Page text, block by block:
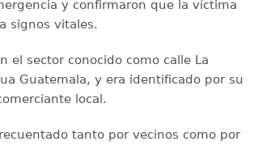
y confirmaron que la víctima
signos vitales.
el sector conocido como calle La
Guatemala, y era identificado por su
local.
tanto por vecinos como por